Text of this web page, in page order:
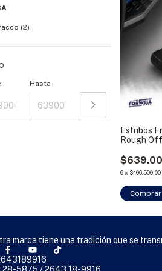
(2)
Hasta
Estribos
Rough
6x $106.500,00
Comprar
marca tiene una tradición que se